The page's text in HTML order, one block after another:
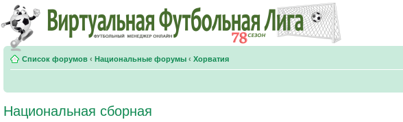
Список форумов ‹ Национальные форумы ‹ Хорватия
Национальная сборная